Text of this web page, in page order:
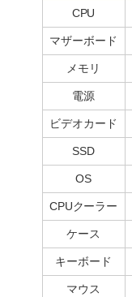
CPU
マザーボード
メモリ
電源
ビデオカード
SSD
OS
CPUクーラー
ケース
キーボード
マウス